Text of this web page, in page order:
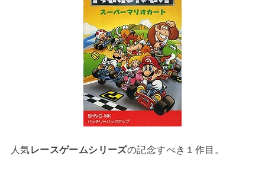
人気レースゲームシリーズの記念すべき１作目。